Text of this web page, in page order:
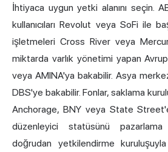
İhtiyaca uygun yetki alanını seçin.
kullanıcıları Revolut veya SoFi ile
işletmeleri Cross River veya
miktarda varlık yönetimi yapan
veya AMINA'ya bakabilir. Asya
DBS'ye bakabilir. Fonlar, saklama
Anchorage, BNY veya State
düzenleyici statüsünü pazarlama
doğrudan yetkilendirme